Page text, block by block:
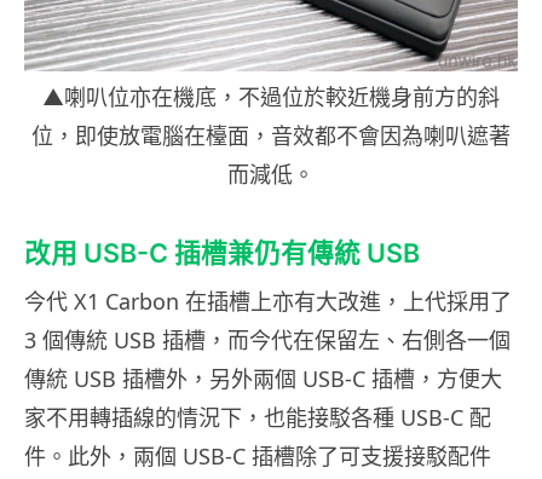
▲喇叭位亦在機底，不過位於較近機身前方的斜
位，即使放電腦在檯面，音效都不會因為喇叭遮著
而減低。
改用 USB-C 插槽兼仍有傳統 USB
今代 X1 Carbon 在插槽上亦有大改進，上代採用了
3 個傳統 USB 插槽，而今代在保留左、右側各一個
傳統 USB 插槽外，另外兩個 USB-C 插槽，方便大
家不用轉插線的情況下，也能接駁各種 USB-C 配
件。此外，兩個 USB-C 插槽除了可支援接駁配件